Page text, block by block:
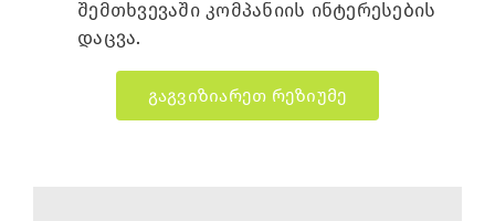
შემთხვევაში კომპანიის ინტერესების
დაცვა.
გაგვიზიარეთ რეზიუმე